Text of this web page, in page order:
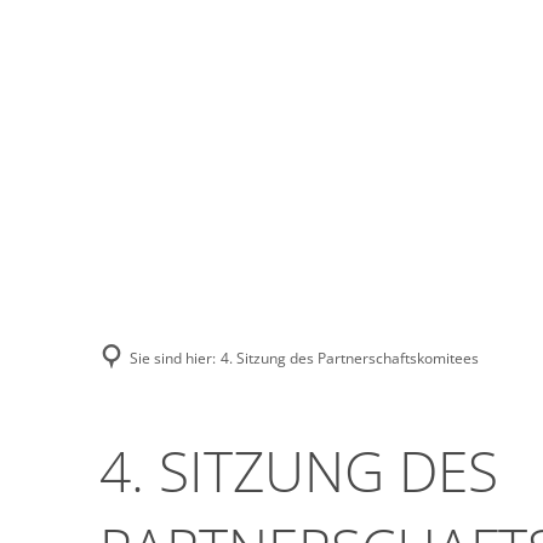
Sie sind hier: 4. Sitzung des Partnerschaftskomitees
4. SITZUNG DES